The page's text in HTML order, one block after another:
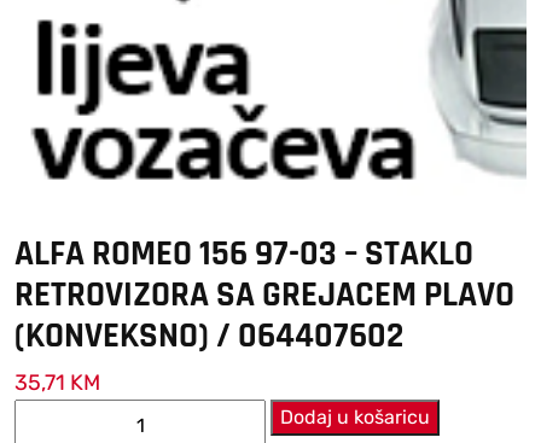
ALFA ROMEO 156 97-03 – STAKLO
RETROVIZORA SA GREJACEM PLAVO
(KONVEKSNO) / 064407602
35,71 KM
Dodaj u košaricu